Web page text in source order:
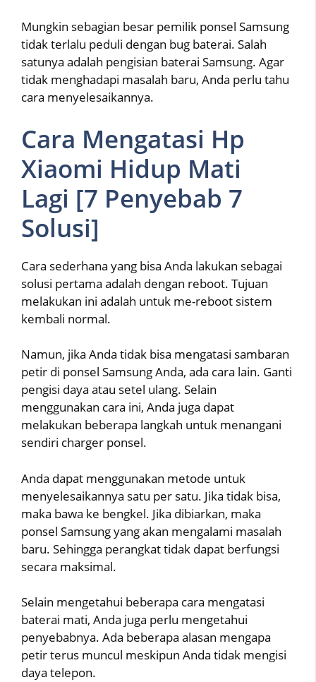
Mungkin sebagian besar pemilik ponsel Samsung
tidak terlalu peduli dengan bug baterai. Salah
satunya adalah pengisian baterai Samsung. Agar
tidak menghadapi masalah baru, Anda perlu tahu
cara menyelesaikannya.
Cara Mengatasi Hp
Xiaomi Hidup Mati
Lagi [7 Penyebab 7
Solusi]
Cara sederhana yang bisa Anda lakukan sebagai
solusi pertama adalah dengan reboot. Tujuan
melakukan ini adalah untuk me-reboot sistem
kembali normal.
Namun, jika Anda tidak bisa mengatasi sambaran
petir di ponsel Samsung Anda, ada cara lain. Ganti
pengisi daya atau setel ulang. Selain
menggunakan cara ini, Anda juga dapat
melakukan beberapa langkah untuk menangani
sendiri charger ponsel.
Anda dapat menggunakan metode untuk
menyelesaikannya satu per satu. Jika tidak bisa,
maka bawa ke bengkel. Jika dibiarkan, maka
ponsel Samsung yang akan mengalami masalah
baru. Sehingga perangkat tidak dapat berfungsi
secara maksimal.
Selain mengetahui beberapa cara mengatasi
baterai mati, Anda juga perlu mengetahui
penyebabnya. Ada beberapa alasan mengapa
petir terus muncul meskipun Anda tidak mengisi
daya telepon.